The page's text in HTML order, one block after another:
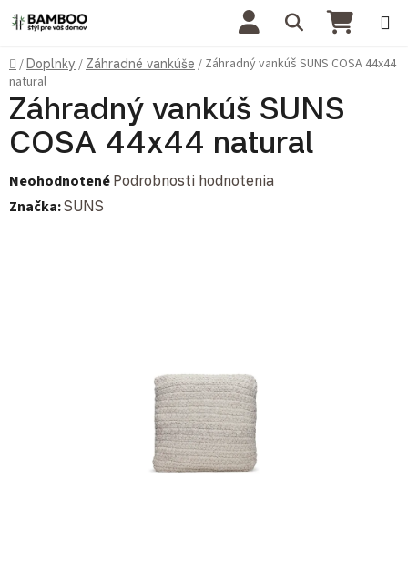
Prejsť na obsah Hľadať
Domov
/Doplnky / Záhradné vankúše / Záhradný vankúš SUNS COSA 44x44
natural
Záhradný vankúš SUNS
COSA 44x44 natural
Priemerné hodnotenie produktu je 0,0 z 5 hviezdičiek.
Neohodnotené Podrobnosti hodnotenia
Značka:SUNS